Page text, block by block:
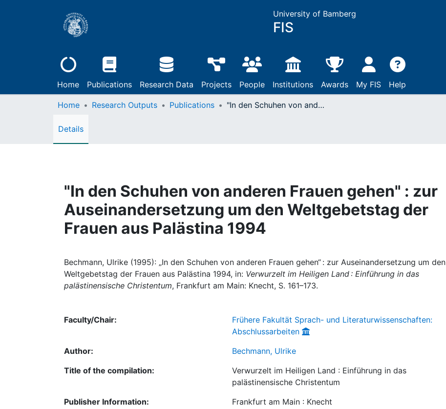
University of Bamberg
FIS
Home Publications Research Data Projects People Institutions Awards My FIS Help
Home Research Outputs Publications "In den Schuhen von anderen Frauen gehen" : zur Auseinandersetzung um den Weltgebetstag der Frauen aus Palästina 1994
Details
"In den Schuhen von anderen Frauen gehen" : zur
Auseinandersetzung um den Weltgebetstag der
Frauen aus Palästina 1994
Bechmann, Ulrike (1995): „In den Schuhen von anderen Frauen gehen“ : zur Auseinandersetzung um den
Weltgebetstag der Frauen aus Palästina 1994, in: Verwurzelt im Heiligen Land : Einführung in das
palästinensische Christentum, Frankfurt am Main: Knecht, S. 161–173.
Faculty/Chair:
Frühere Fakultät Sprach- und Literaturwissenschaften:
Abschlussarbeiten
Author:
Bechmann, Ulrike
Title of the compilation:
Verwurzelt im Heiligen Land : Einführung in das
palästinensische Christentum
Publisher Information:
Frankfurt am Main : Knecht